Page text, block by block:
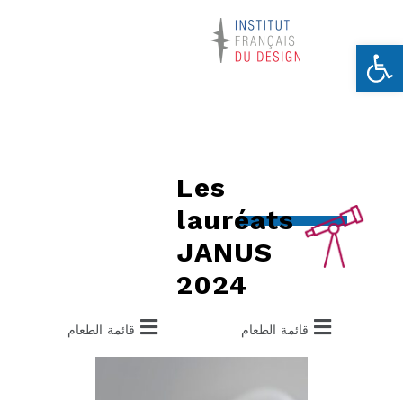
Ouvrir la barre d’outils
Les
lauréats
JANUS
2024
قائمة الطعام قائمة الطعام